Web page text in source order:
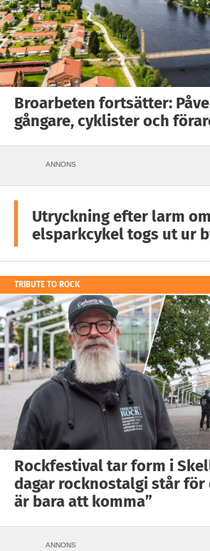
Broarbeten fortsätter:
gångare, cyklister och
ANNONS
Utryckning efter larm
elsparkcykel togs ut ur
TRIBUTE TO ROCK
Rockfestival tar form i
dagar rocknostalgi står för
är bara att komma”
ANNONS